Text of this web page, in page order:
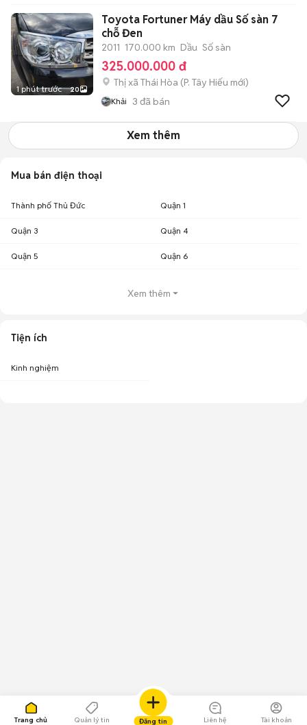
Trang chủ Quản lý tin Đăng tin Liên hệ Tài khoản
1 phút trước 20
Toyota Fortuner Máy dầu Số sàn 7
chỗ Đen
2011 170.000 km Dầu Số sàn
325.000.000 đ
Thị xã Thái Hòa (P. Tây Hiếu mới)
Khải 3 đã bán
Xem thêm
Mua bán điện thoại
Thành phố Thủ Đức Quận 1
Quận 3 Quận 4
Quận 5 Quận 6
Xem thêm
Tiện ích
Kinh nghiệm